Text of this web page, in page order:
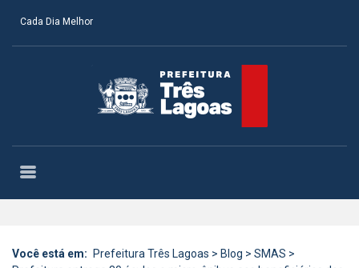
Cada Dia Melhor
Você está em: Prefeitura Três Lagoas > Blog > SMAS >